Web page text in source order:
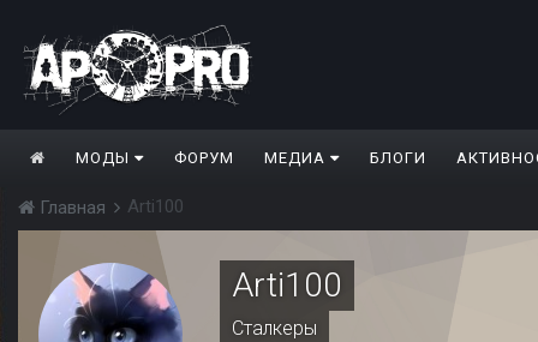
МОДЫ ФОРУМ МЕДИА БЛОГИ
Главная Arti100
Arti100
Сталкеры